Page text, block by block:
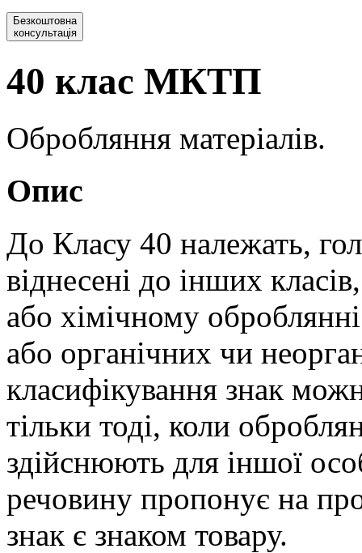
Безкоштовна
консультація
40 клас МКТП
Обробляння матеріалів.
Опис
До Класу 40 належать,
віднесені до інших
або хімічному
або органічних чи
класифікування знак
тільки тоді, коли
здійснюють для іншої
речовину пропонує на
знак є знаком товару.